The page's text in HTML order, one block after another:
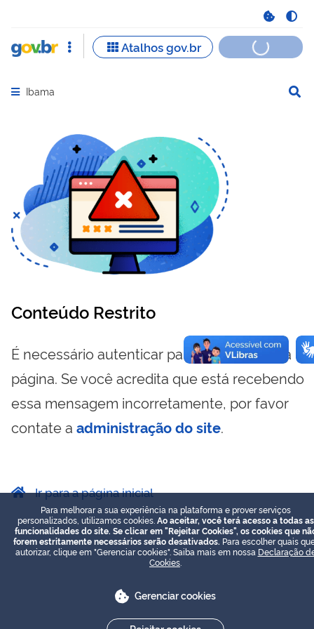
Abrir menu principal de navegação
Ibama
Conteúdo Restrito
É necessário autenticar para visualizar essa
página. Se você acredita que está recebendo
essa mensagem incorretamente, por favor
contate a administração do site.
Ir para a página inicial
Para melhorar a sua experiência na plataforma e prover serviços
personalizados, utilizamos cookies. Ao aceitar, você terá acesso a todas as
funcionalidades do site. Se clicar em "Rejeitar Cookies", os cookies que
forem estritamente necessários serão desativados. Para escolher quais
autorizar, clique em "Gerenciar cookies". Saiba mais em nossa Declaração
Cookies
Gerenciar cookies